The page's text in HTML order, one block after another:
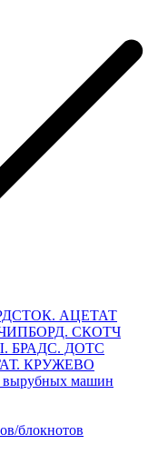
АЦЕТАТ
СКОТЧ
БРАДС. ДОТС
КРУЖЕВО
машин
блокнотов